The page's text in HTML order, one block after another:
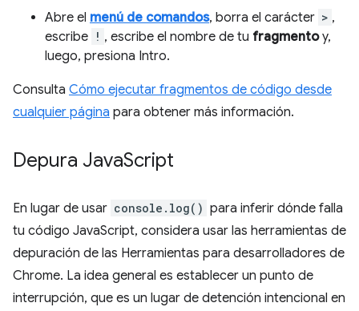
Abre el menú de comandos, borra el carácter > ,
escribe ! , escribe el nombre de tu fragmentoy,
luego, presiona Intro.
Consulta Cómo ejecutar fragmentos de código desde
cualquier página para obtener más información.
Depura JavaScript
En lugar de usar console.log() para inferir dónde falla
tu código JavaScript, considera usar las herramientas de
depuración de las Herramientas para desarrolladores de
Chrome. La idea general es establecer un punto de
interrupción, que es un lugar de detención intencional en